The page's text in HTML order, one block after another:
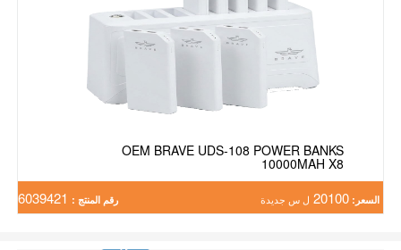
OEM BRAVE UDS-108 POWER BANKS
10000MAH X8
السعر: 20100 ل س جديدة رقم المنتج :